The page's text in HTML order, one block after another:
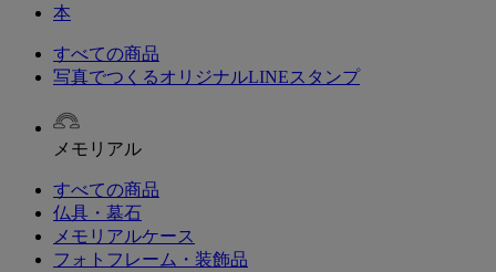
本
すべての商品
写真でつくるオリジナルLINEスタンプ
メモリアル
すべての商品
仏具・墓石
メモリアルケース
フォトフレーム・装飾品